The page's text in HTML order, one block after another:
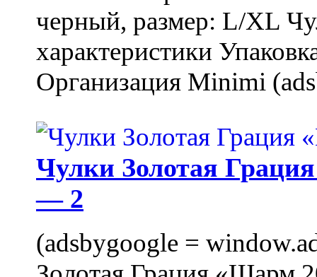
черный, размер: L/XL
характеристики
Организация Minimi
Чулки Золотая
— 2
(adsbygoogle =